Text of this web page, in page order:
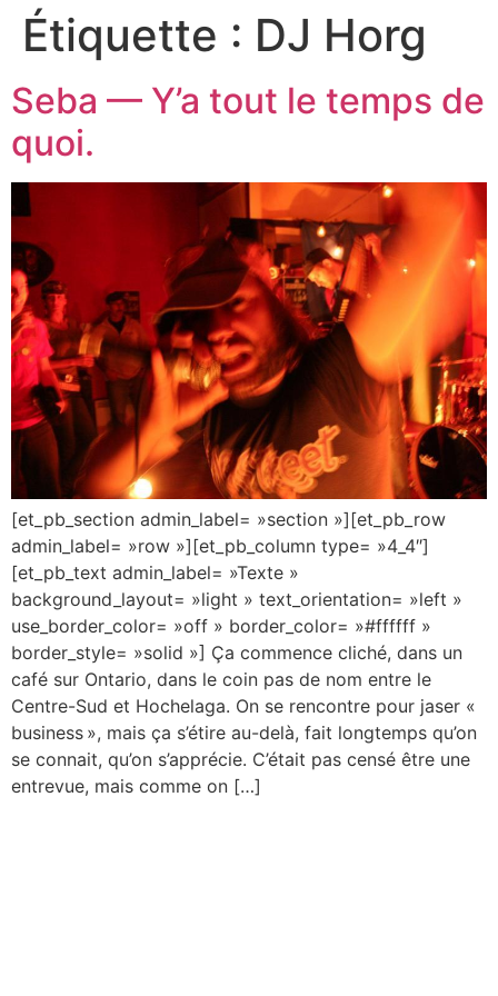
Étiquette : DJ Horg
Seba — Y’a tout le temps de
quoi.
[et_pb_section admin_label= »section »][et_pb_row
admin_label= »row »][et_pb_column type= »4_4″]
[et_pb_text admin_label= »Texte »
background_layout= »light » text_orientation= »left »
use_border_color= »off » border_color= »#ffffff »
border_style= »solid »] Ça commence cliché, dans un
café sur Ontario, dans le coin pas de nom entre le
Centre-Sud et Hochelaga. On se rencontre pour jaser «
business », mais ça s’étire au-delà, fait longtemps qu’on
se connait, qu’on s’apprécie. C’était pas censé être une
entrevue, mais comme on […]